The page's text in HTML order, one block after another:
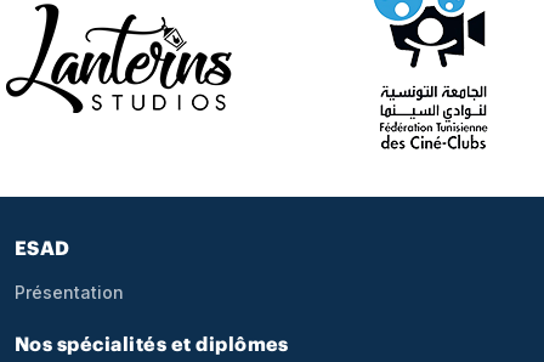
Pied de page
ESAD
Présentation
Nos spécialités et diplômes